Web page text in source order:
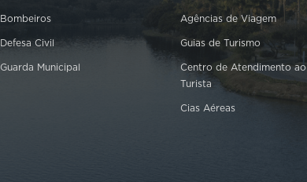
Bombeiros
Defesa Civil
Guarda Municipal
Agências de Viagem
Guias de Turismo
Centro de Atendimento ao
Turista
Cias Aéreas